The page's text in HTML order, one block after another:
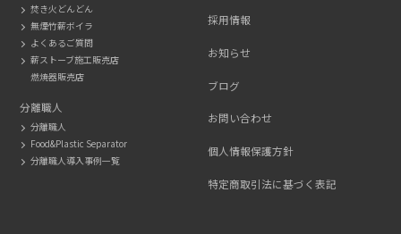
焚き火どんどん
無煙竹薪ボイラ
よくあるご質問
薪ストーブ施工販売店
燃焼器販売店
分離職人
分離職人
Food&Plastic Separator
分離職人導入事例一覧
採用情報
お知らせ
ブログ
お問い合わせ
個人情報保護方針
特定商取引法に基づく表記